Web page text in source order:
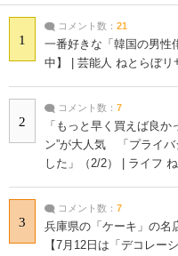
1
コメント数： 21
一番好きな「韓国の男性
中】 | 芸能人 ねとらぼリ
2
コメント数： 7
「もっと早く買えば良
ン”が大人気 「プライバ
した」（2/2） | ライフ
3
コメント数： 7
兵庫県の「ケーキ」の
【7月12日は「デコレー